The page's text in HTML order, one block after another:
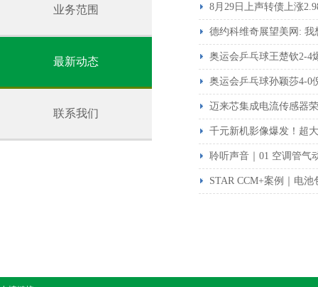
业务范围
最新动态
联系我们
8月29日上声转债上涨
德约科维奇展望美网: 我
奥运会乒乓球王楚钦2-4
奥运会乒乓球孙颖莎4-0
迈来芯集成电流传感器
千元新机影像爆发！超
聆听声音｜01 空调管气
STAR CCM+案例｜电池